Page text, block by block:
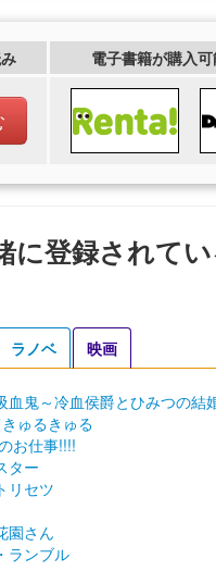
電子書籍が購入
に登録されて
ラノベ 映画
血鬼～冷血侯爵とひみつの結
ゅるきゅる
お仕事!!!!
ター
リセツ
園さん
ランブル